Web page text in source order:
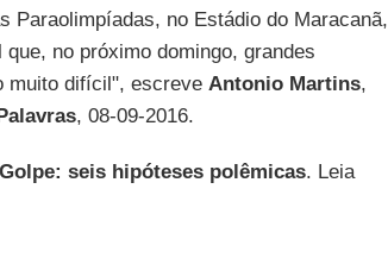
Paraolimpíadas, no Estádio do Maracanã,
no próximo domingo, grandes
muito difícil", escreve Antonio Martins,
, 08-09-2016.
seis hipóteses polêmicas. Leia